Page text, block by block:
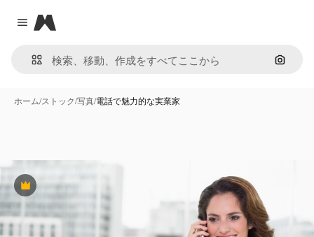
Close menu
Magnific
画像で
ホーム/ストック/写真/電話で魅力的な実業家
Premium